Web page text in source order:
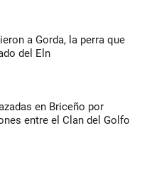
a Gorda, la perra que
del Eln
en Briceño por
entre el Clan del Golfo